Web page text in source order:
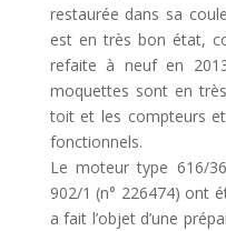
restaurée dans sa
est en très bon état,
refaite à neuf en
moquettes sont en
toit et les compteurs
fonctionnels.
Le moteur type 616/
902/1 (n° 226474) ont
a fait l’objet d’une